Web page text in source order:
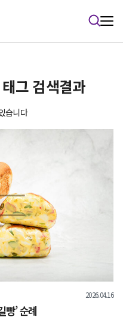
그 검색결과
습니다
2026.04.16
빵’ 순례